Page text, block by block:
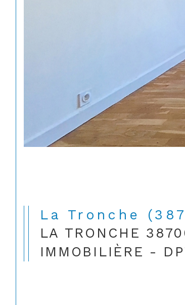
La Tronche
LA TRONCHE
IMMOBILIÈRE -